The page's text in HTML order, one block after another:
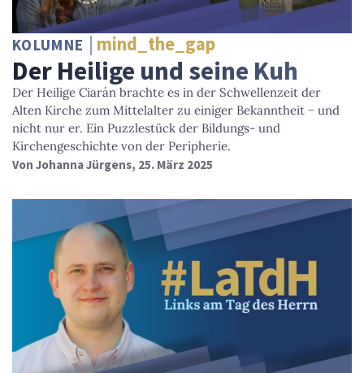
KOLUMNE mind_the_gap
Der Heilige und seine Kuh
Der Heilige Ciarán brachte es in der Schwellenzeit der
Alten Kirche zum Mittelalter zu einiger Bekanntheit − und
nicht nur er. Ein Puzzlestück der Bildungs- und
Kirchengeschichte von der Peripherie.
Von Johanna Jürgens, 25. März 2025